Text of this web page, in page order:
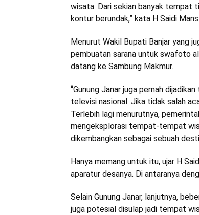
wisata. Dari sekian banyak tempat
kontur berundak,” kata H Saidi
Menurut Wakil Bupati Banjar yang
pembuatan sarana untuk swafoto
datang ke Sambung Makmur.
“Gunung Janar juga pernah
televisi nasional. Jika tidak salah
Terlebih lagi menurutnya,
mengeksplorasi tempat-tempat
dikembangkan sebagai sebuah
Hanya memang untuk itu, ujar H
aparatur desanya. Di antaranya
Selain Gunung Janar, lanjutnya,
juga potesial disulap jadi tempat